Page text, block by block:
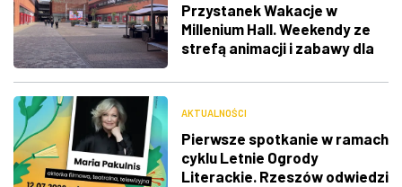
Przystanek Wakacje w
Millenium Hall. Weekendy ze
strefą animacji i zabawy dla
AKTUALNOŚCI
Pierwsze spotkanie w ramach
cyklu Letnie Ogrody
Literackie. Rzeszów odwiedzi